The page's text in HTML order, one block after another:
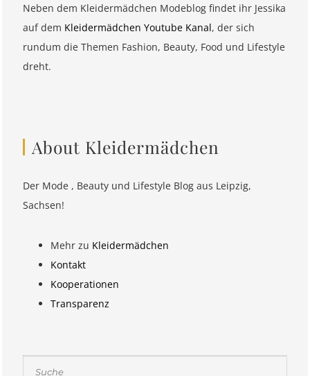
Neben dem Kleidermädchen Modeblog findet ihr Jessika
auf dem Kleidermädchen Youtube Kanal, der sich
rundum die Themen Fashion, Beauty, Food und Lifestyle
dreht.
About Kleidermädchen
Der Mode , Beauty und Lifestyle Blog aus Leipzig,
Sachsen!
Mehr zu Kleidermädchen
Kontakt
Kooperationen
Transparenz